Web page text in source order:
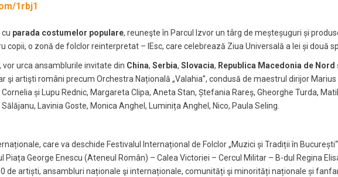
1rbj1
cu parada costumelor populare, reuneşte în Parcul Izvor un târg de meșteșuguri și
copii, o zonă de folclor reinterpretat – IEsc, care celebrează Ziua Universală a Iei și două
vor urca ansamblurile invitate din China, Serbia, Slovacia, Republica Macedonia de Nord
artişti români precum Orchestra Națională „Valahia”, condusă de maestrul dirijor Marius
și Lupu Rednic, Margareta Clipa, Aneta Stan, Ștefania Rareș, Gheorghe Turda,
Lavinia Goste, Monica Anghel, Luminița Anghel, Nico, Paula Seling.
care va deschide Festivalul Internațional de Folclor „Muzici și Tradiții în
Piața George Enescu (Ateneul Român) – Calea Victoriei – Cercul Militar – B-dul Regina
de artiști, ansambluri naționale şi internaționale, comunități şi minorități naționale și